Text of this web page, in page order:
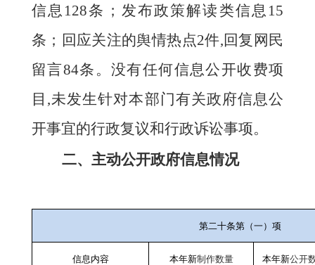
信息 128条 ； 发布政策解读类信息 15
条 ； 回应关注的舆情热点2件,回复网民
留言84条。没有任何信息公开收费项
目 ,未发生针对本部门有关政府信息公
开事宜的行政复议和行政诉讼事项。
二、主动公开政府信息情况
第二十条第（一）项
信息内容 本年新制作数量 本年新公开